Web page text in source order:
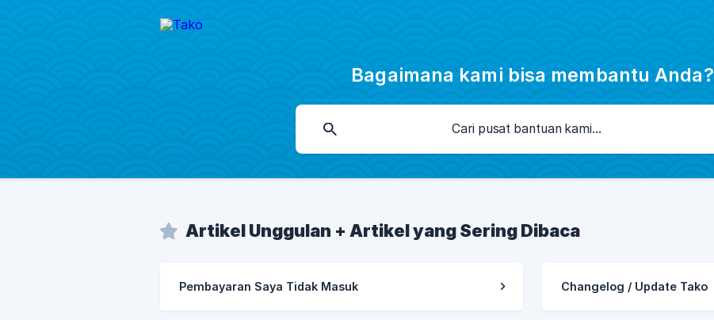
Bagaimana kami bisa membantu Anda?
Artikel Unggulan + Artikel yang Sering Dibaca
Pembayaran Saya Tidak Masuk Changelog / Update Tako